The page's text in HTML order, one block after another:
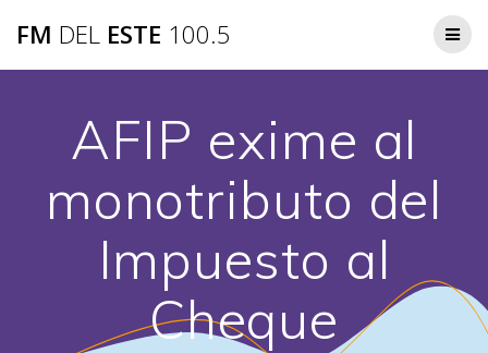
FM DEL ESTE 100.5
AFIP exime al
monotributo del
Impuesto al
Cheque